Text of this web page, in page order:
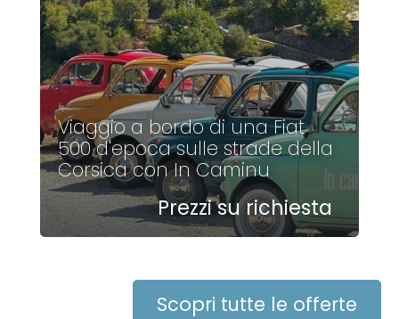
Viaggio a bordo di una Fiat
500 d'epoca sulle strade della
Corsica con In Caminu
Prezzi su richiesta
Scopri tutte le offerte